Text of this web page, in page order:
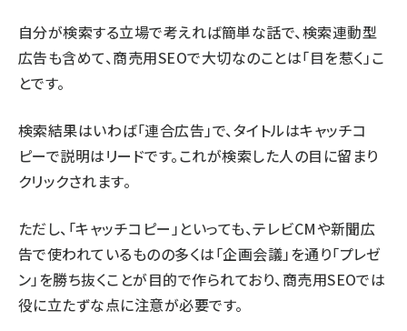
自分が検索する立場で考えれば簡単な話で、検索連動型
広告も含めて、商売用SEOで大切なのことは「目を惹く」こ
とです。
検索結果はいわば「連合広告」で、タイトルはキャッチコ
ピーで説明はリードです。これが検索した人の目に留まり
クリックされます。
ただし、「キャッチコピー」といっても、テレビCMや新聞広
告で使われているものの多くは「企画会議」を通り「プレゼ
ン」を勝ち抜くことが目的で作られており、商売用SEOでは
役に立たずな点に注意が必要です。